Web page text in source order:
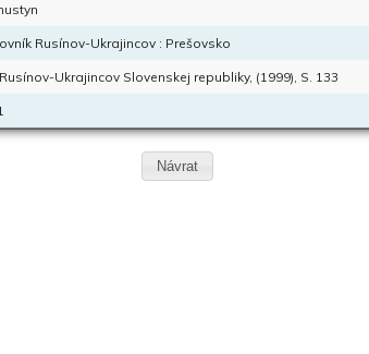
Rusínov-Ukrajincov : Prešovsko
Ukrajincov Slovenskej republiky, (1999), S. 133